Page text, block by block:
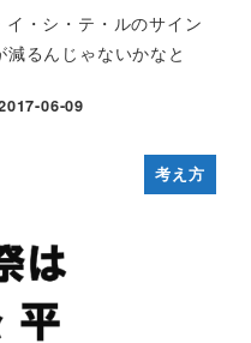
・シ・テ・ルのサイン
るんじゃないかなと
06-09
考え方